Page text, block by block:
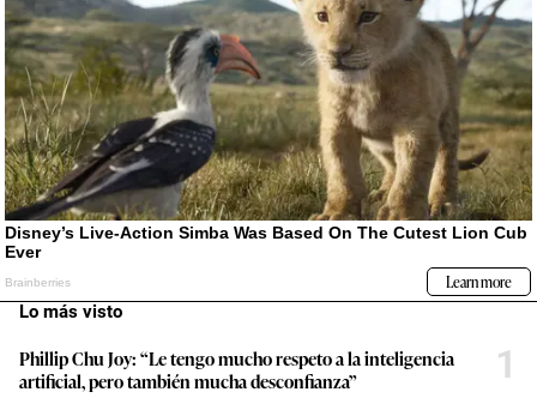
Lo más visto
Phillip Chu Joy: “Le tengo mucho respeto a la inteligencia
artificial, pero también mucha desconfianza”
1